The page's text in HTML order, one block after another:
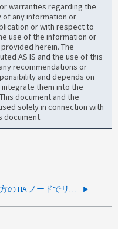
warranties regarding the
any information or
or with respect to
use of the information or
herein. The
AS IS and the use of this
recommendations or
and depends on
them into the
document and the
solely in connection with
document.
両方の HA ノードでリンクアップトラップを受信